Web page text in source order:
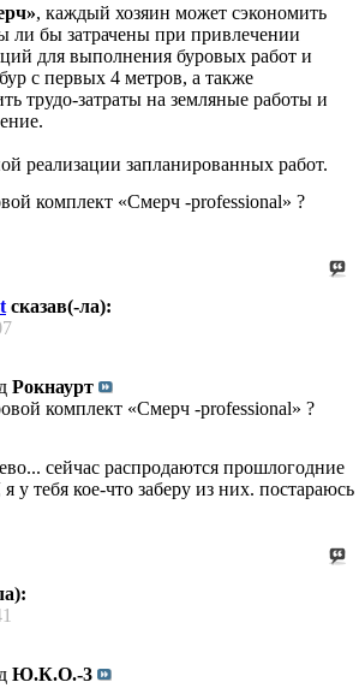
, каждый хозяин может сэкономить
ли бы затрачены при привлечении
для выполнения буровых работ и
с первых 4 метров, а также
трудо-затраты на земляные работы и
реализации запланированных работ.
комплект «Смерч -professional» ?
сказав(-ла):
Рокнаурт
комплект «Смерч -professional» ?
сейчас распродаются прошлогодние
у тебя кое-что заберу из них. постараюсь
Ю.К.О.-3